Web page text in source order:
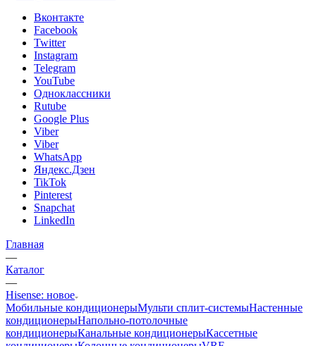
Вконтакте
Facebook
Twitter
Instagram
Telegram
YouTube
Одноклассники
Rutube
Google Plus
Viber
Viber
WhatsApp
Яндекс.Дзен
TikTok
Pinterest
Snapchat
LinkedIn
Главная
—
Каталог
—
Hisense: новое
Мобильные кондиционерыМульти сплит-системыНастенные
кондиционерыНапольно-потолочные
кондиционерыКанальные кондиционерыКассетные